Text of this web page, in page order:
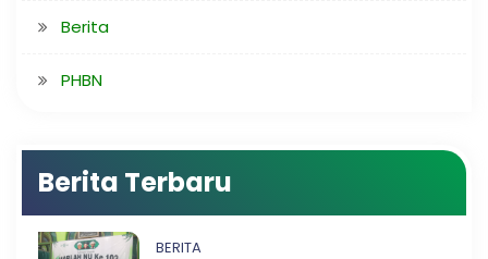
Berita
PHBN
Berita Terbaru
BERITA